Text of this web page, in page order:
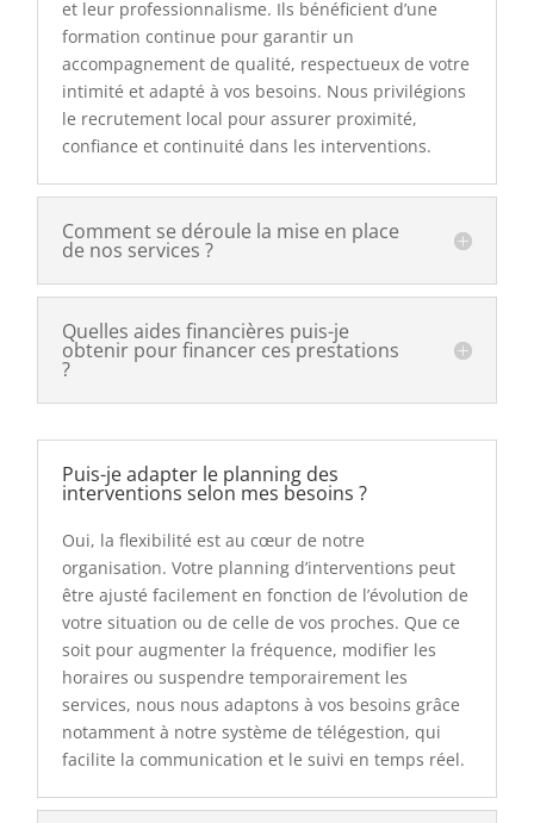
et leur professionnalisme. Ils bénéficient d’une
formation continue pour garantir un
accompagnement de qualité, respectueux de votre
intimité et adapté à vos besoins. Nous privilégions
le recrutement local pour assurer proximité,
confiance et continuité dans les interventions.
Comment se déroule la mise en place
de nos services ?
Quelles aides financières puis-je
obtenir pour financer ces prestations
?
Puis-je adapter le planning des
interventions selon mes besoins ?
Oui, la flexibilité est au cœur de notre
organisation. Votre planning d’interventions peut
être ajusté facilement en fonction de l’évolution de
votre situation ou de celle de vos proches. Que ce
soit pour augmenter la fréquence, modifier les
horaires ou suspendre temporairement les
services, nous nous adaptons à vos besoins grâce
notamment à notre système de télégestion, qui
facilite la communication et le suivi en temps réel.